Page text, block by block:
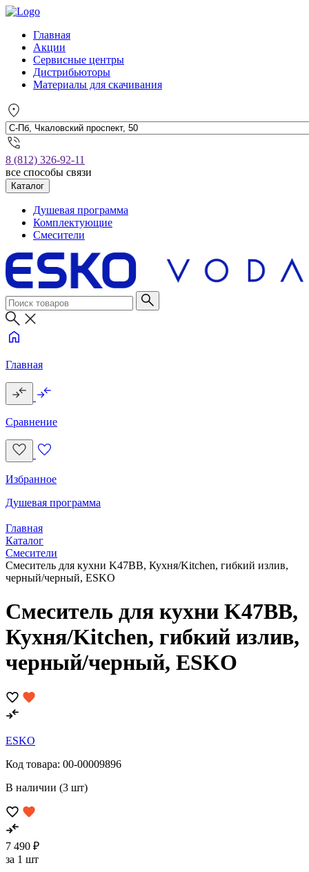
Главная
Акции
Сервисные центры
Дистрибьюторы
Материалы для скачивания
8 (812) 326-92-11
все способы связи
Каталог
Душевая программа
Комплектующие
Смесители
Главная
Сравнение
Избранное
Душевая программа
Главная
Каталог
Смесители
Смеситель для кухни K47BB, Кухня/Kitchen, гибкий излив,
черный/черный, ESKO
Смеситель для кухни K47BB,
Кухня/Kitchen, гибкий излив,
черный/черный, ESKO
ESKO
Код товара: 00-00009896
В наличии (3 шт)
7 490 ₽
за 1 шт